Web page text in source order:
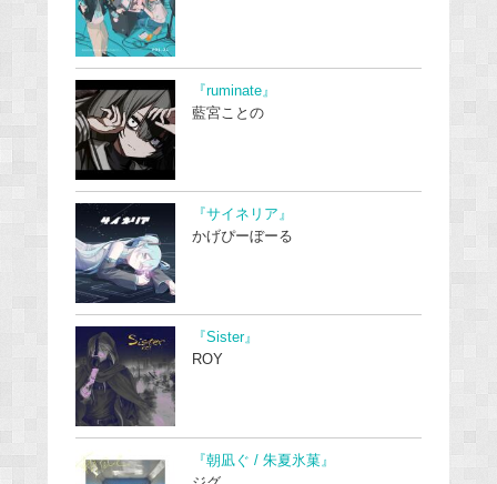
『ruminate』
藍宮ことの
『サイネリア』
かげぴーぼーる
『Sister』
ROY
『朝凪ぐ / 朱夏氷菓』